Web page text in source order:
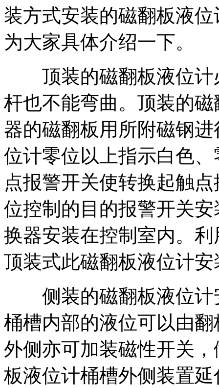
装方式安装的磁翻板液
为大家具体介绍一下。
顶装的磁翻板液位计
杆也不能弯曲。顶装的
器的磁翻板用所附磁钢
位计零位以上指示白色
点报警开关使转换起触
位控制的目的报警开关
换器安装在控制室内。
顶装式此磁翻板液位计
侧装的磁翻板液位计
桶槽内部的液位可以由
外侧亦可加装磁性开关
板液位计桶槽外侧装置